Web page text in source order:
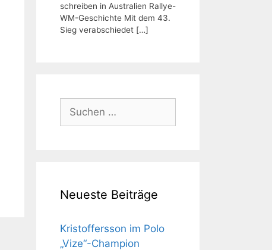
schreiben in Australien Rallye-
WM-Geschichte Mit dem 43.
Sieg verabschiedet […]
nach:
Neueste Beiträge
Kristoffersson im Polo
„Vize“-Champion